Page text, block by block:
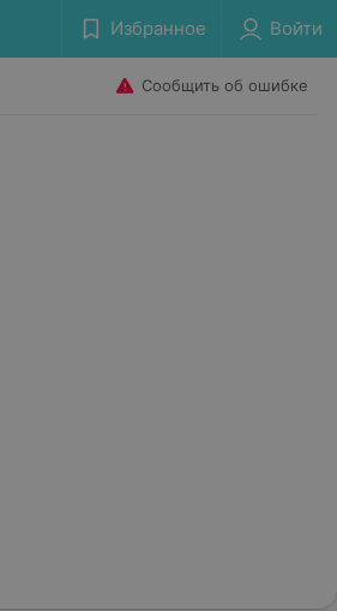
Избранное Войти
Сообщить об ошибке